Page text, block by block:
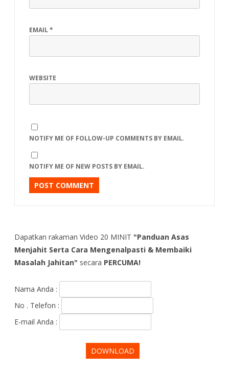
EMAIL*
WEBSITE
NOTIFY ME OF FOLLOW-UP COMMENTS BY EMAIL.
NOTIFY ME OF NEW POSTS BY EMAIL.
Dapatkan rakaman Video 20 MINIT "Panduan Asas
Menjahit Serta Cara Mengenalpasti & Membaiki
Masalah Jahitan" secara PERCUMA!
Nama Anda :
No . Telefon :
E-mail Anda :